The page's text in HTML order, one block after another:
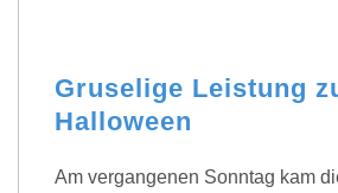
Gruselige Leistung
Halloween
Am vergangenen Sonntag kam